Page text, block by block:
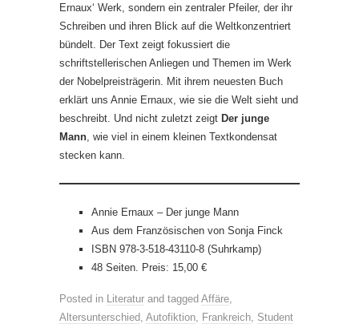
Ernaux‘ Werk, sondern ein zentraler Pfeiler, der ihr
Schreiben und ihren Blick auf die Weltkonzentriert
bündelt. Der Text zeigt fokussiert die
schriftstellerischen Anliegen und Themen im Werk
der Nobelpreisträgerin. Mit ihrem neuesten Buch
erklärt uns Annie Ernaux, wie sie die Welt sieht und
beschreibt. Und nicht zuletzt zeigt Der junge
Mann , wie viel in einem kleinen Textkondensat
stecken kann.
Annie Ernaux – Der junge Mann
Aus dem Französischen von Sonja Finck
ISBN 978-3-518-43110-8 (Suhrkamp)
48 Seiten. Preis: 15,00 €
Posted in Literatur and tagged Affäre
Altersunterschied Autofiktion Frankreich Student